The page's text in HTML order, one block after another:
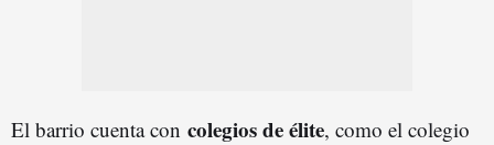
El barrio cuenta con colegios de élite, como el colegio